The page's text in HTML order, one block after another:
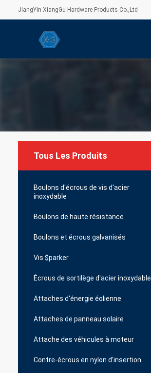
JiangYin XiangGu Hardware Products Co.,Ltd
Tous Les Produits
Boulons d'écrous de vis d'acier
inoxydable
Boulons de haute résistance
Boulons et écrous galvanisés
Vis $parker
Écrous de sortilège d'acier inoxydable
Attaches d'énergie éolienne
Attaches de panneau solaire
Attache des véhicules à moteur
Contre-écrous en nylon d'insertion